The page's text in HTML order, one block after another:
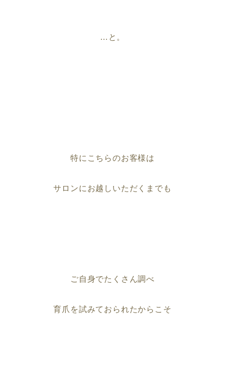
…と。
特にこちらのお客様は
サロンにお越しいただくまでも
ご自身でたくさん調べ
育爪を試みておられたからこそ